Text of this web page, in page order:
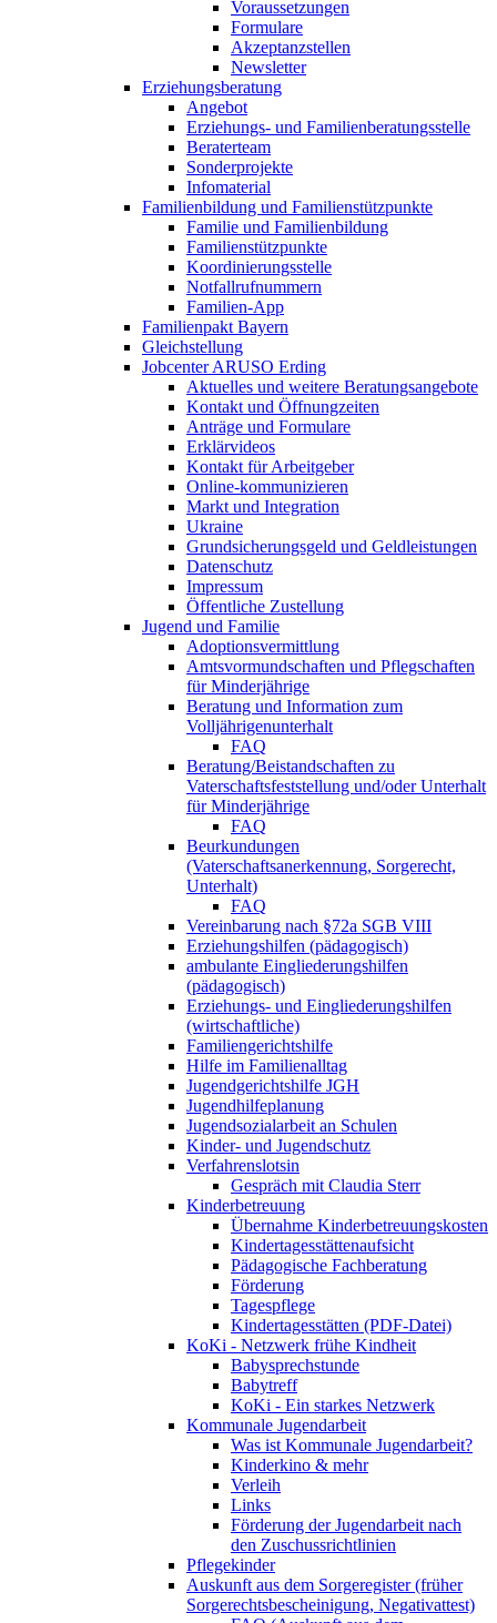
Voraussetzungen
Formulare
Akzeptanzstellen
Newsletter
Erziehungsberatung
Angebot
Erziehungs- und Familienberatungsstelle
Beraterteam
Sonderprojekte
Infomaterial
Familienbildung und Familienstützpunkte
Familie und Familienbildung
Familienstützpunkte
Koordinierungsstelle
Notfallrufnummern
Familien-App
Familienpakt Bayern
Gleichstellung
Jobcenter ARUSO Erding
Aktuelles und weitere Beratungsangebote
Kontakt und Öffnungzeiten
Anträge und Formulare
Erklärvideos
Kontakt für Arbeitgeber
Online-kommunizieren
Markt und Integration
Ukraine
Grundsicherungsgeld und Geldleistungen
Datenschutz
Impressum
Öffentliche Zustellung
Jugend und Familie
Adoptionsvermittlung
Amtsvormundschaften und Pflegschaften
für Minderjährige
Beratung und Information zum
Volljährigenunterhalt
FAQ
Beratung/Beistandschaften zu
Vaterschaftsfeststellung und/oder Unterhalt
für Minderjährige
FAQ
Beurkundungen
(Vaterschaftsanerkennung, Sorgerecht,
Unterhalt)
FAQ
Vereinbarung nach §72a SGB VIII
Erziehungshilfen (pädagogisch)
ambulante Eingliederungshilfen
(pädagogisch)
Erziehungs- und Eingliederungshilfen
(wirtschaftliche)
Familiengerichtshilfe
Hilfe im Familienalltag
Jugendgerichtshilfe JGH
Jugendhilfeplanung
Jugendsozialarbeit an Schulen
Kinder- und Jugendschutz
Verfahrenslotsin
Gespräch mit Claudia Sterr
Kinderbetreuung
Übernahme Kinderbetreuungskosten
Kindertagesstättenaufsicht
Pädagogische Fachberatung
Förderung
Tagespflege
Kindertagesstätten (PDF-Datei)
KoKi - Netzwerk frühe Kindheit
Babysprechstunde
Babytreff
KoKi - Ein starkes Netzwerk
Kommunale Jugendarbeit
Was ist Kommunale Jugendarbeit?
Kinderkino & mehr
Verleih
Links
Förderung der Jugendarbeit nach
den Zuschussrichtlinien
Pflegekinder
Auskunft aus dem Sorgeregister (früher
Sorgerechtsbescheinigung, Negativattest)